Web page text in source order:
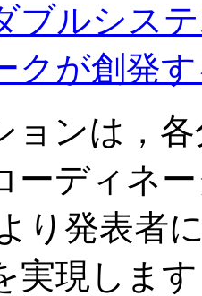
ブルシス
クが創発
ョンは，
ーディネ
り発表者
実現しま